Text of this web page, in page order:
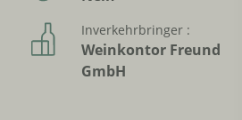
Inverkehrbringer :
Weinkontor Freund
GmbH